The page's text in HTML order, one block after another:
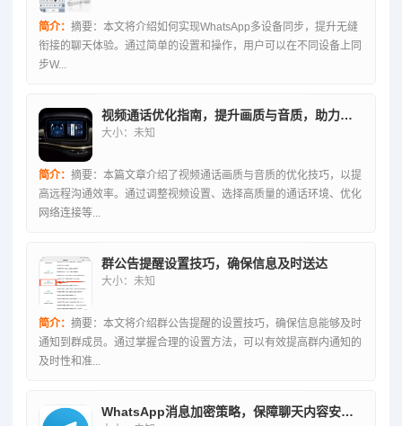
简介： 摘要：本文将介绍如何实现WhatsApp多设备同步，提升无缝
衔接的聊天体验。通过简单的设置和操作，用户可以在不同设备上同
步W...
视频通话优化指南，提升画质与音质，助力高效远程沟通
大小：未知
简介： 摘要：本篇文章介绍了视频通话画质与音质的优化技巧，以提
高远程沟通效率。通过调整视频设置、选择高质量的通话环境、优化
网络连接等...
群公告提醒设置技巧，确保信息及时送达
大小：未知
简介： 摘要：本文将介绍群公告提醒的设置技巧，确保信息能够及时
通知到群成员。通过掌握合理的设置方法，可以有效提高群内通知的
及时性和准...
WhatsApp消息加密策略，保障聊天内容安全之道